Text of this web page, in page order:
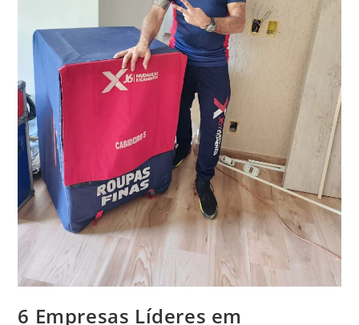
6 Empresas Líderes em